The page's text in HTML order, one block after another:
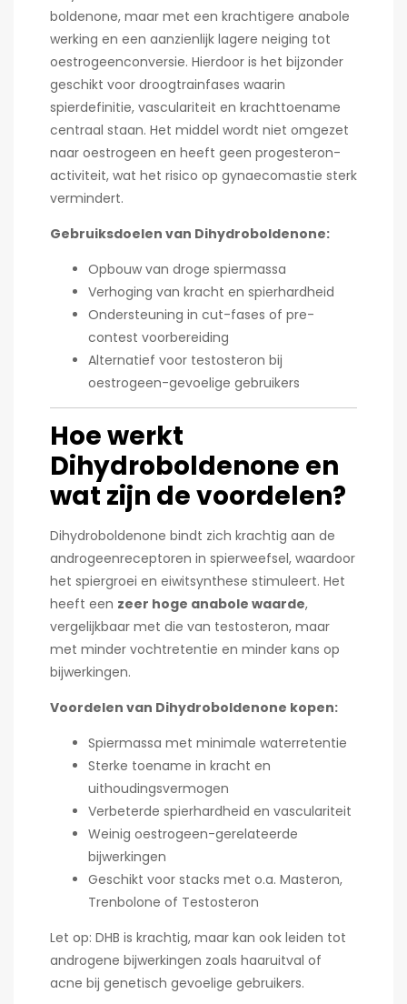
boldenone, maar met een krachtigere anabole
werking en een aanzienlijk lagere neiging tot
oestrogeenconversie. Hierdoor is het bijzonder
geschikt voor droogtrainfases waarin
spierdefinitie, vasculariteit en krachttoename
centraal staan. Het middel wordt niet omgezet
naar oestrogeen en heeft geen progesteron-
activiteit, wat het risico op gynaecomastie sterk
vermindert.
Gebruiksdoelen van Dihydroboldenone:
Opbouw van droge spiermassa
Verhoging van kracht en spierhardheid
Ondersteuning in cut-fases of pre-
contest voorbereiding
Alternatief voor testosteron bij
oestrogeen-gevoelige gebruikers
Hoe werkt
Dihydroboldenone en
wat zijn de voordelen?
Dihydroboldenone bindt zich krachtig aan de
androgeenreceptoren in spierweefsel, waardoor
het spiergroei en eiwitsynthese stimuleert. Het
heeft een zeer hoge anabole waarde,
vergelijkbaar met die van testosteron, maar
met minder vochtretentie en minder kans op
bijwerkingen.
Voordelen van Dihydroboldenone kopen:
Spiermassa met minimale waterretentie
Sterke toename in kracht en
uithoudingsvermogen
Verbeterde spierhardheid en vasculariteit
Weinig oestrogeen-gerelateerde
bijwerkingen
Geschikt voor stacks met o.a. Masteron,
Trenbolone of Testosteron
Let op: DHB is krachtig, maar kan ook leiden tot
androgene bijwerkingen zoals haaruitval of
acne bij genetisch gevoelige gebruikers.